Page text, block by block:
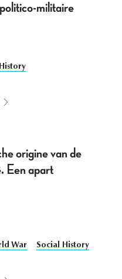
militaire
origine van de
Een apart
War
Social History